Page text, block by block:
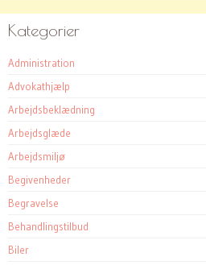
Kategorier
Administration
Advokathjælp
Arbejdsbeklædning
Arbejdsglæde
Arbejdsmiljø
Begivenheder
Begravelse
Behandlingstilbud
Biler